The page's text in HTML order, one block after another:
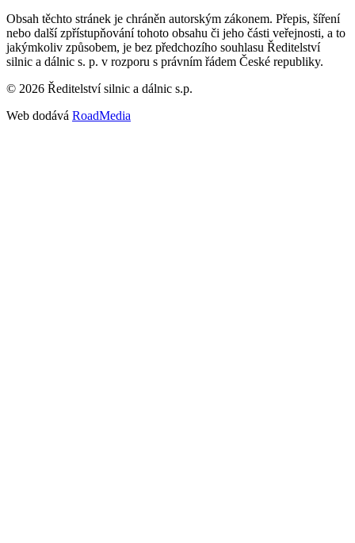
Obsah těchto stránek je chráněn autorským zákonem. Přepis, šíření
nebo další zpřístupňování tohoto obsahu či jeho části veřejnosti, a to
jakýmkoliv způsobem, je bez předchozího souhlasu Ředitelství
silnic a dálnic s. p. v rozporu s právním řádem České republiky.
© 2026 Ředitelství silnic a dálnic s.p.
Web dodává RoadMedia